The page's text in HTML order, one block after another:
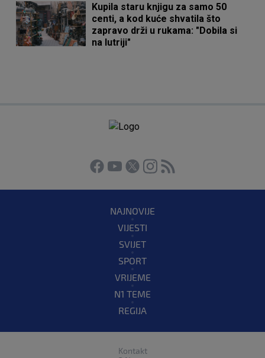
Kupila staru knjigu za samo 50
centi, a kod kuće shvatila što
zapravo drži u rukama: "Dobila si
na lutriji"
NAJNOVIJE
VIJESTI
SVIJET
SPORT
VRIJEME
N1 TEME
REGIJA
Kontakt